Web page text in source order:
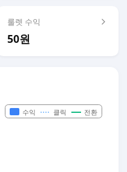
룰렛 수익
50원